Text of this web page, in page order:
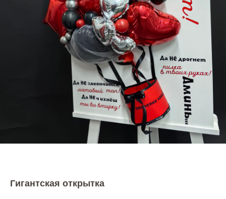
Гигантская открытка